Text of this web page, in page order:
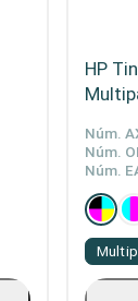
HP
Núm.
Núm.
Núm.